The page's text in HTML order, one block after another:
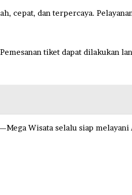
cepat, dan terpercaya.
Pemesanan tiket dapat dilakukan
Wisata selalu siap melayani